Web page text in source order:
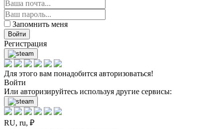
Запомнить меня
Войти
Регистрация
Для этого вам понадобится авторизоваться!
Войти
Или авторизируйтесь используя другие сервисы:
RU, ru, ₽